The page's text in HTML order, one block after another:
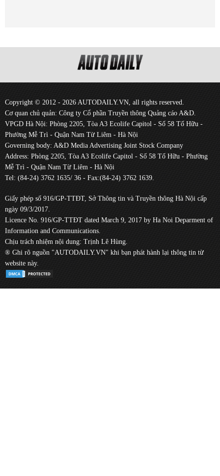
Copyright © 2012 - 2026 AUTODAILY.VN, all rights reserved.
Cơ quan chủ quản: Công ty Cổ phần Truyền thông Quảng cáo A&D.
VPGD Hà Nội: Phòng 2205, Tòa A3 Ecolife Capitol - Số 58 Tố Hữu -
Phường Mễ Trì - Quận Nam Từ Liêm - Hà Nội
Governing body: A&D Media Advertising Joint Stock Company
Address: Phòng 2205, Tòa A3 Ecolife Capitol - Số 58 Tố Hữu - Phường
Mễ Trì - Quận Nam Từ Liêm - Hà Nội
Tel: (84-24) 3762 1635/ 36 - Fax:(84-24) 3762 1639.
Giấy phép số 916/GP-TTĐT, Sở Thông tin và Truyền thông Hà Nội cấp
ngày 09/3/2017.
Licence No. 916/GP-TTĐT dated March 9, 2017 by Ha Noi Deparment of
Information and Communications.
Chịu trách nhiệm nội dung: Trịnh Lê Hùng.
® Ghi rõ nguồn "AUTODAILY.VN" khi bạn phát hành lại thông tin từ
website này.